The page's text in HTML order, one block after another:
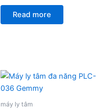
Rated
of
Read more
máy ly tâm